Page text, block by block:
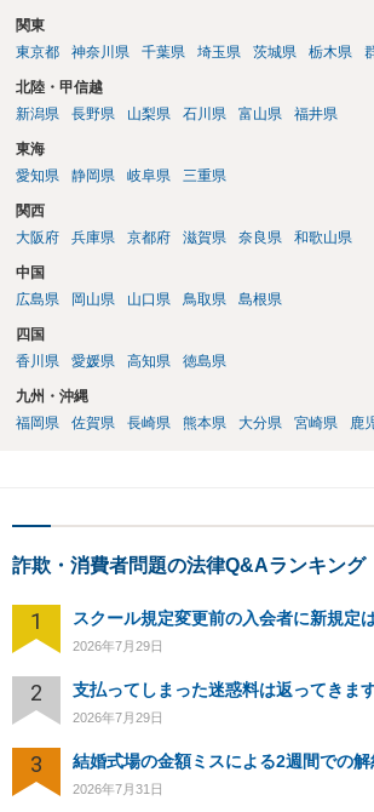
関東
東京都
神奈川県 千葉県 埼玉県 茨城県 栃木県
北陸・甲信越
新潟県
長野県 山梨県 石川県 富山県 福井県
東海
愛知県
静岡県 岐阜県 三重県
関西
大阪府
兵庫県 京都府 滋賀県 奈良県 和歌山県
中国
広島県
岡山県 山口県 鳥取県 島根県
四国
香川県
愛媛県 高知県 徳島県
九州・沖縄
福岡県
佐賀県 長崎県 熊本県 大分県 宮崎県 鹿
詐欺・消費者問題の法律Q&Aランキング
1 スクール規定変更前の入会者に新規定
2026年7月29日
2 支払ってしまった迷惑料は返ってきま
2026年7月29日
3
2026年7月31日